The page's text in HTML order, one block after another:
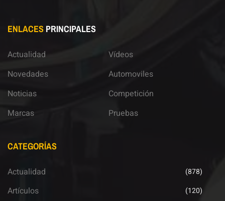
ENLACES PRINCIPALES
Actualidad
Novedades
Noticias
Marcas
Vídeos
Automoviles
Competición
Pruebas
CATEGORÍAS
Actualidad (878)
Artículos (120)